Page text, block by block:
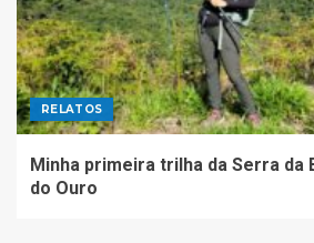
RELATOS
Minha primeira trilha da Serra da
do Ouro